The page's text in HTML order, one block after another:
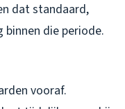
dat standaard,
die periode.
vooraf.